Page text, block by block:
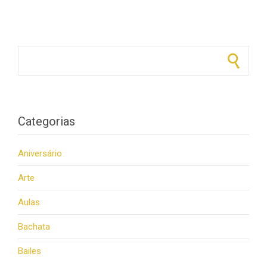
Categorias
Aniversário
Arte
Aulas
Bachata
Bailes